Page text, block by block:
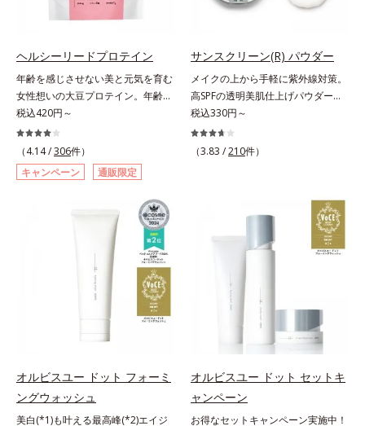
荒れを防ぐ保湿成分*5 ウォッシュ
高保湿タイプ（普通肌～超乾性肌）
す。刺激を受けやすくなった角層を
指します。無油分・無着色・無香
不使用(*5)・パラベンフリー、6つ
のフリー処方で徹底的に肌に寄り添
います。*1 乾燥と敏感をくり返す
こと*2 敏感肌対象連用テスト済
（すべての方のお肌に合うというこ
とではありません）*3 乾燥して敏
アミノ酸（ポリグルタミン酸）配合
＝乾燥を防ぎ、うるおいに満ちた肌
へ導く保湿成分、植物由来アミノ酸
（エルゴチオネイン）配合＝肌を整
え、すこやかに保つ保湿成分、微生
物由来アミノ酸（エクトイン）配合
＝乱れた角層にうるおいを与え、肌
荒れを防ぐ保湿成分*5 ウォッシュ
を除くLM＝さっぱり高保湿タイプ
高保湿タイプ（普通肌～超乾性肌）
指します。無油分・無着色・無香
リーで、徹底的に肌に寄り添いま
す。*1 乾燥と敏感をくり返すこと
*2 敏感肌対象連用テスト済（すべ
ての方のお肌に合うということでは
ありません）*3 乾燥して敏感に感
を防ぎ、うるおいに満ちた肌へ導く
保湿成分、植物由来アミノ酸（エル
ゴチオネイン）配合＝肌を整え、す
こやかに保つ保湿成分、微生物由来
た角層にうるおいを与え、肌荒れを
防ぐ保湿成分
ヘルシーリードプロテイン
年齢を感じさせない美と元気を育む
女性想いの大豆プロテイン。年齢を
感じさせない美と元気を育む、女性
想いの大豆プロテインです。1杯で
不足しがちなたんぱく質を補えま
す。大人女性の食習慣に基づき質と
量を考え、更年世代の女性に人気の
ある脂質が少ないソイプロテイン
（大豆由来の植物性たんぱく質）を
採用しました。吸収が穏やかで、腹
持ちがいいのもポイントです。体を
作る材料であるたんぱく質12g(*1)
をメインに、美を引き出すコラーゲ
ン5,000mgも配合。さらにリズムを
支える鉄分やビタミン6種(*2)、食
美を総合的に支えます。甘さ控えめ
のカフェオレ味、濃厚な抹茶味の2
味展開。プロテイン独特のにおいや
クセが少なく、水に溶けやすいの
税込420円～
（4.14 /306件）
キャンペーン
通販限定
サンスクリーン(R) パウダー
メイクの上から手軽に紫外線対策。
高SPFの透明美肌仕上げパウダー。
メイクの上から手を汚さずに紫外線
対策ができるUVカットパウダーで
す。“素肌のようななめらかな軽
ストタイプ。外出先でも、メイクの
上からササッとUVカットとお直し
が同時にできるお役立ちアイテムで
す。毛穴や色ムラをカバーしながら
秘密は「スムースヴェールパウダー
(*1)」にあります。7種の球状粉体
(*2)が凹凸を埋めて、肌に薄いヴェ
ールをかけるようにカバー。さらに
板状粉体が光を反射して、すっぴん
肌のようなナチュラルなツヤ感を演
出します。また、皮脂を吸着する
「あぶらとりパウダー(*3)」を配合
し、くずれ＆テカリを防いでサラサ
税込330円～
（3.83 /210件）
オルビスユー ドット フォーミ
ングウォッシュ
美白(*1)も叶える最高峰(*2)エイジ
オルビスユー ドット セットキ
ャンペーン
お得なセットキャンペーン実施中！